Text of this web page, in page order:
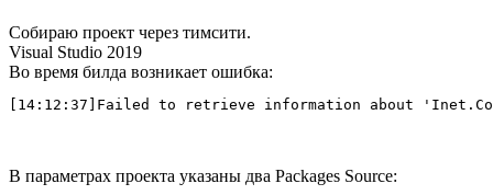
Собираю проект через тимсити.
Visual Studio 2019
Во время билда возникает ошибка:
[14:12:37]Failed to retrieve information about
В параметрах проекта указаны два Packages Source: